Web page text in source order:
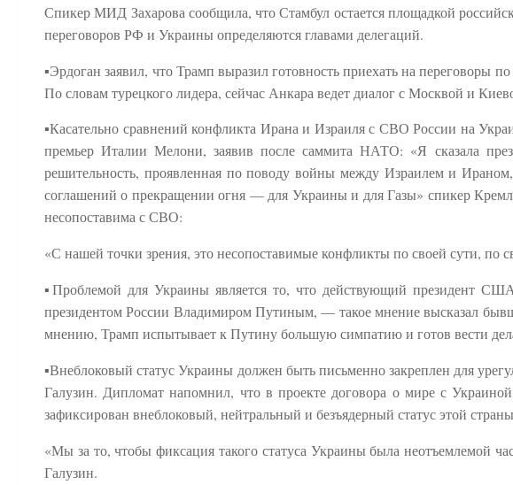
Спикер МИД Захарова сообщила, что Стамбул остается площадкой
переговоров РФ и Украины определяются главами делегаций.
▪️Эрдоган заявил, что Трамп выразил готовность приехать на
По словам турецкого лидера, сейчас Анкара ведет диалог с Москвой и
▪️Касательно сравнений конфликта Ирана и Израиля с СВО России на
премьер Италии Мелони, заявив после саммита НАТО: «Я сказала
решительность, проявленная по поводу войны между Израилем и
соглашений о прекращении огня — для Украины и для Газы» спикер
несопоставима с СВО:
«С нашей точки зрения, это несопоставимые конфликты по своей сути, по
▪️Проблемой для Украины является то, что действующий президент
президентом России Владимиром Путиным, — такое мнение высказал
мнению, Трамп испытывает к Путину большую симпатию и готов вести
▪️Внеблоковый статус Украины должен быть письменно закреплен для
Галузин. Дипломат напомнил, что в проекте договора о мире с
зафиксирован внеблоковый, нейтральный и безъядерный статус этой
«Мы за то, чтобы фиксация такого статуса Украины была неотъемлемой
Галузин.